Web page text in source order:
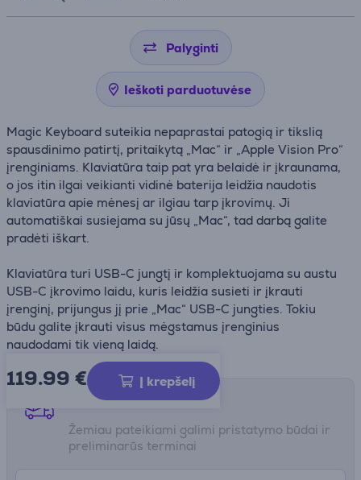
Palyginti
Ieškoti parduotuvėse
Magic Keyboard suteikia nepaprastai patogią ir tikslią
spausdinimo patirtį, pritaikytą „Mac“ ir „Apple Vision Pro“
įrenginiams. Klaviatūra taip pat yra belaidė ir įkraunama,
o jos itin ilgai veikianti vidinė baterija leidžia naudotis
klaviatūra apie mėnesį ar ilgiau tarp įkrovimų. Ji
automatiškai susiejama su jūsų „Mac“, tad darbą galite
pradėti iškart.
Klaviatūra turi USB-C jungtį ir komplektuojama su austu
USB-C įkrovimo laidu, kuris leidžia susieti ir įkrauti
įrenginį, prijungus jį prie „Mac“ USB-C jungties. Tokiu
būdu galite įkrauti visus mėgstamus įrenginius
naudodami tik vieną laidą.
119.99 € Į krepšelį
Pristatymo būdai
Žemiau pateikiami galimi pristatymo būdai ir
preliminarūs terminai